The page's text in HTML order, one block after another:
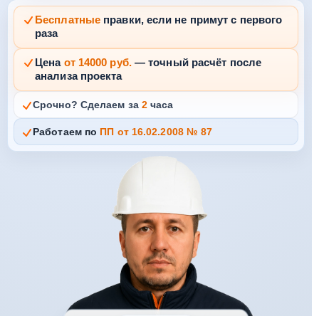
Бесплатные правки, если не примут с первого
раза
Цена от 14000 руб.— точный расчёт после
анализа проекта
Срочно? Сделаем за 2 часа
Работаем по ПП от 16.02.2008 № 87